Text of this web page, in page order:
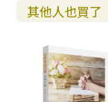
以下）、雨水（
和地界（二十二
6）。大多數的
天做出的選擇，
還是不誠實？
其他人也買了